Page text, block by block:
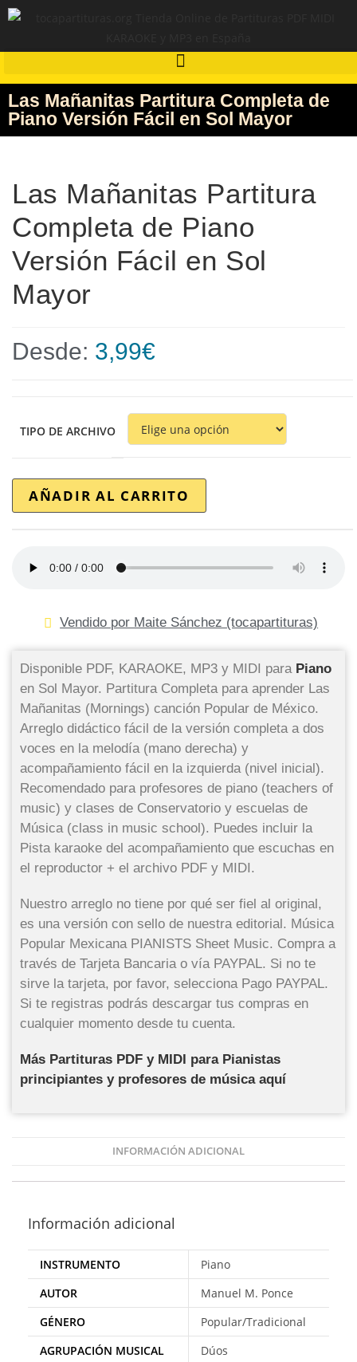
Las Mañanitas Partitura Completa de
Piano Versión Fácil en Sol Mayor
Las Mañanitas Partitura
Completa de Piano
Versión Fácil en Sol
Mayor
Desde: 3,99€
TIPO DE ARCHIVO
AÑADIR AL CARRITO
Vendido por Maite Sánchez (tocapartituras)
Disponible PDF, KARAOKE, MP3 y MIDI para Piano
en Sol Mayor. Partitura Completa para aprender Las
Mañanitas (Mornings) canción Popular de México.
Arreglo didáctico fácil de la versión completa a dos
voces en la melodía (mano derecha) y
acompañamiento fácil en la izquierda (nivel inicial).
Recomendado para profesores de piano (teachers of
music) y clases de Conservatorio y escuelas de
Música (class in music school). Puedes incluir la
Pista karaoke del acompañamiento que escuchas en
el reproductor + el archivo PDF y MIDI.
Nuestro arreglo no tiene por qué ser fiel al original,
es una versión con sello de nuestra editorial. Música
Popular Mexicana PIANISTS Sheet Music. Compra a
través de Tarjeta Bancaria o vía PAYPAL. Si no te
sirve la tarjeta, por favor, selecciona Pago PAYPAL.
Si te registras podrás descargar tus compras en
cualquier momento desde tu cuenta.
Más Partituras PDF y MIDI para Pianistas
principiantes y profesores de música aquí
INFORMACIÓN ADICIONAL
Información adicional
INSTRUMENTO
Piano
AUTOR
Manuel M. Ponce
GÉNERO
Popular/Tradicional
AGRUPACIÓN MUSICAL
Dúos